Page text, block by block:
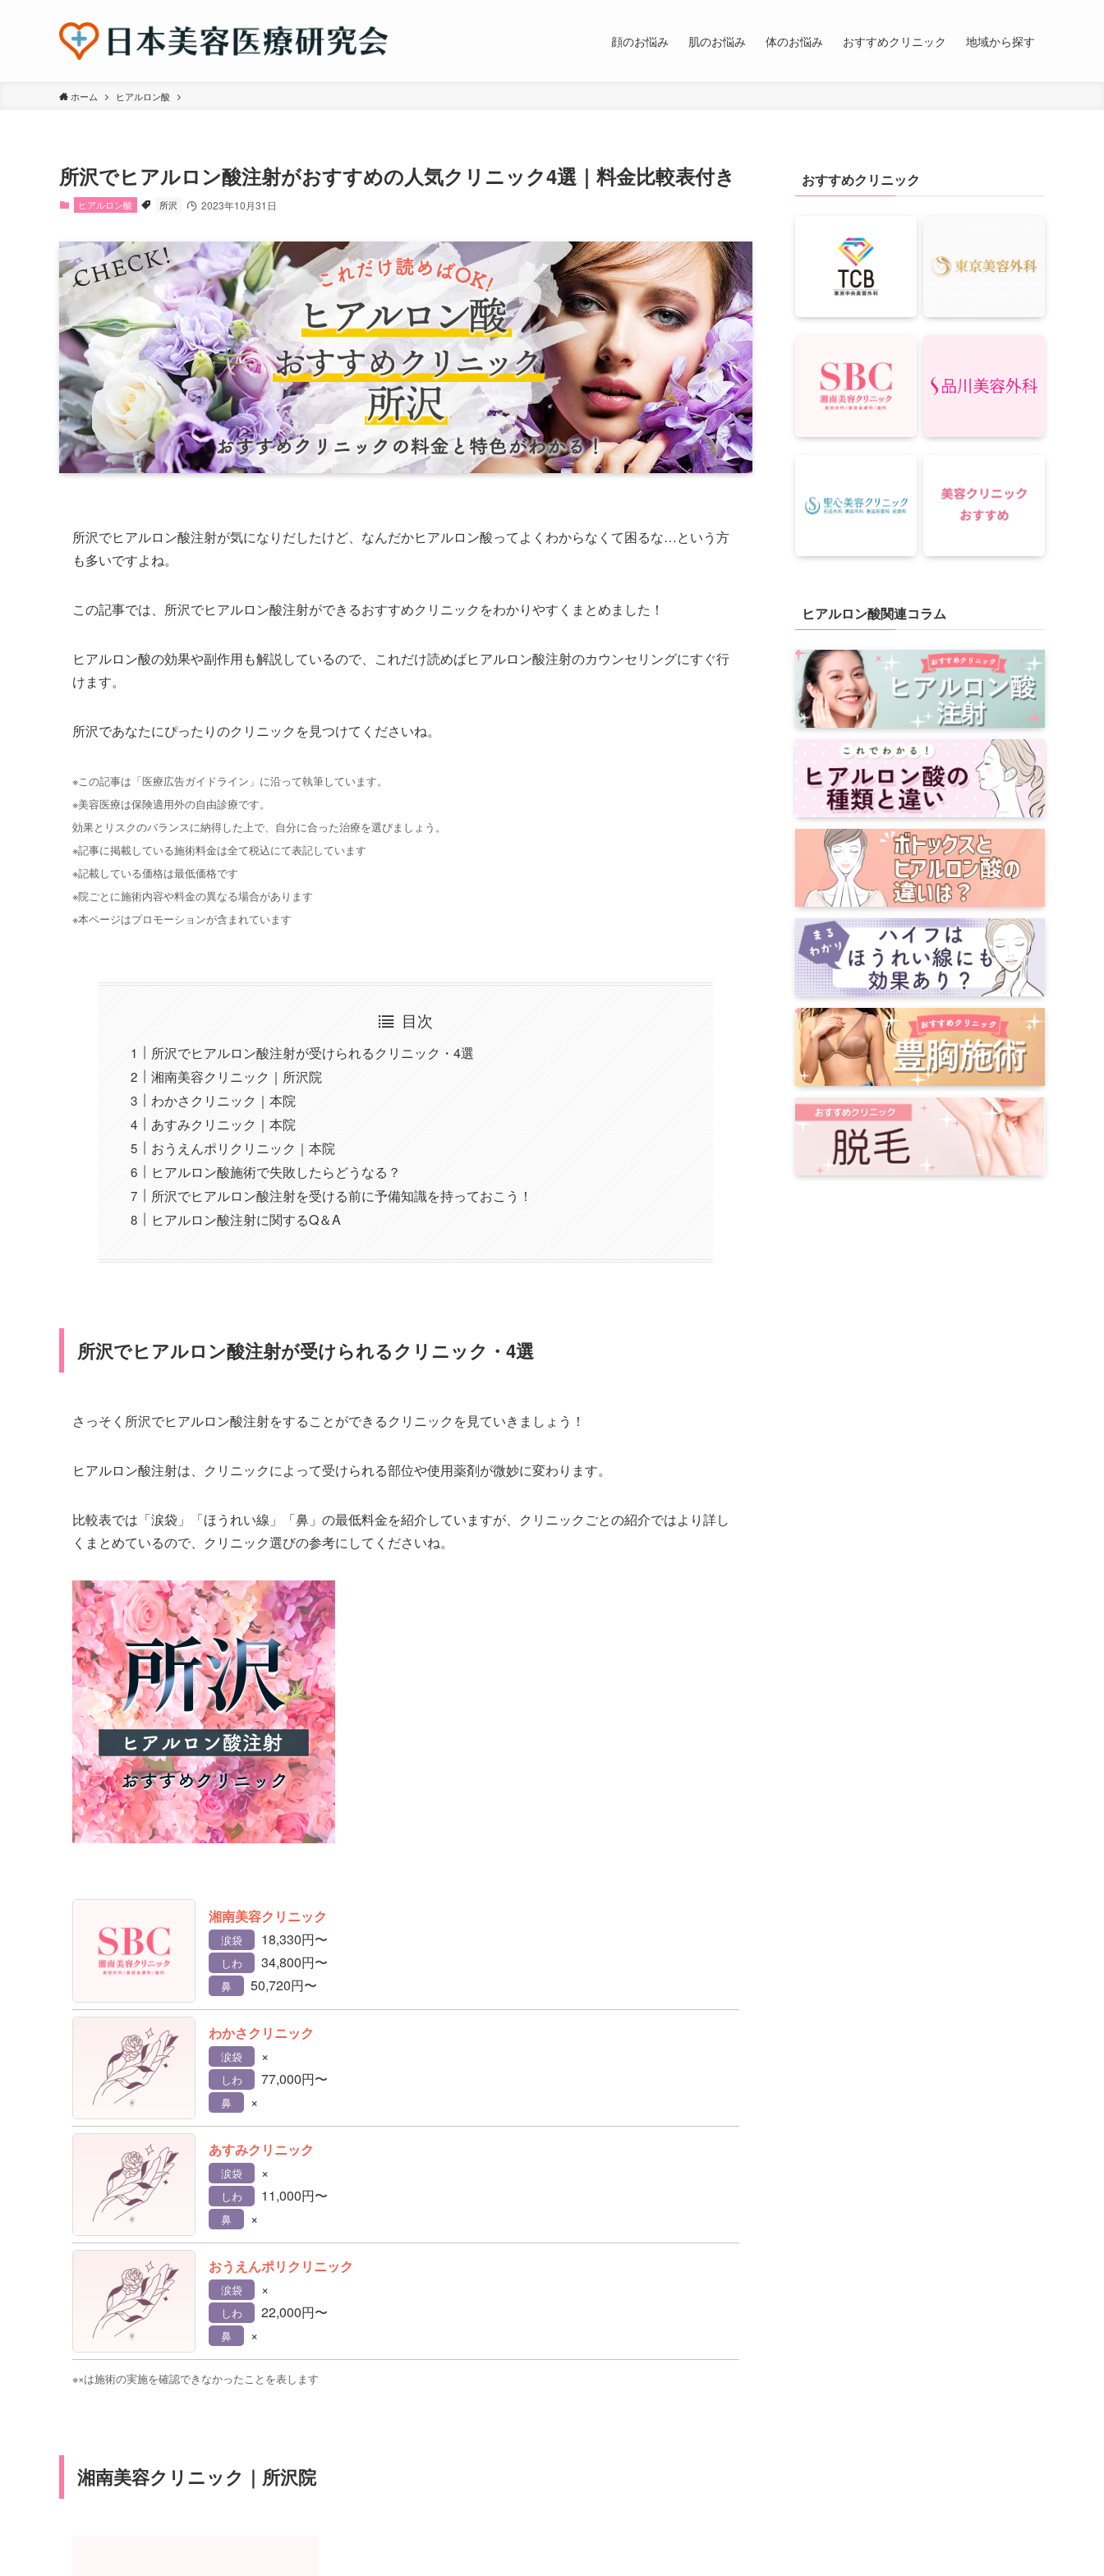
顔のお悩み 肌のお悩み 体のお悩み おすすめクリニック 地域から探す
ホーム ヒアルロン酸
所沢でヒアルロン酸注射がおすすめの人気クリニック4選｜料金比較表付き
ヒアルロン酸 所沢 2023年10月31日
所沢でヒアルロン酸注射が気になりだしたけど、なんだかヒアルロン酸ってよくわからなくて困るな…という方
も多いですよね。
この記事では、所沢でヒアルロン酸注射ができるおすすめクリニックをわかりやすくまとめました！
ヒアルロン酸の効果や副作用も解説しているので、これだけ読めばヒアルロン酸注射のカウンセリングにすぐ行
けます。
所沢であなたにぴったりのクリニックを見つけてくださいね。
※この記事は「医療広告ガイドライン」に沿って執筆しています。
※美容医療は保険適用外の自由診療です。
効果とリスクのバランスに納得した上で、自分に合った治療を選びましょう。
※記事に掲載している施術料金は全て税込にて表記しています
※記載している価格は最低価格です
※院ごとに施術内容や料金の異なる場合があります
※本ページはプロモーションが含まれています
目次
所沢でヒアルロン酸注射が受けられるクリニック・4選
湘南美容クリニック｜所沢院
わかさクリニック｜本院
あすみクリニック｜本院
おうえんポリクリニック｜本院
ヒアルロン酸施術で失敗したらどうなる？
所沢でヒアルロン酸注射を受ける前に予備知識を持っておこう！
ヒアルロン酸注射に関するQ＆A
所沢でヒアルロン酸注射が受けられるクリニック・4選
さっそく所沢でヒアルロン酸注射をすることができるクリニックを見ていきましょう！
ヒアルロン酸注射は、クリニックによって受けられる部位や使用薬剤が微妙に変わります。
比較表では「涙袋」「ほうれい線」「鼻」の最低料金を紹介していますが、クリニックごとの紹介ではより詳し
くまとめているので、クリニック選びの参考にしてくださいね。
湘南美容クリニック
涙袋 18,330円〜
しわ 34,800円〜
鼻 50,720円〜
わかさクリニック
涙袋 ×
しわ 77,000円〜
鼻 ×
あすみクリニック
涙袋 ×
しわ 11,000円〜
鼻 ×
おうえんポリクリニック
涙袋 ×
しわ 22,000円〜
鼻 ×
※×は施術の実施を確認できなかったことを表します
湘南美容クリニック｜所沢院
おすすめクリニック
ヒアルロン酸関連コラム